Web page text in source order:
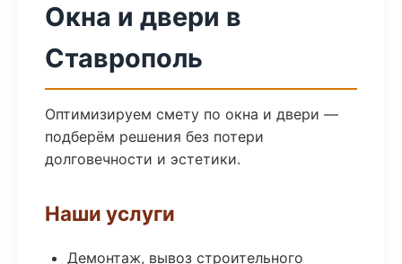
Окна и двери в
Ставрополь
Оптимизируем смету по окна и двери —
подберём решения без потери
долговечности и эстетики.
Наши услуги
Демонтаж, вывоз строительного